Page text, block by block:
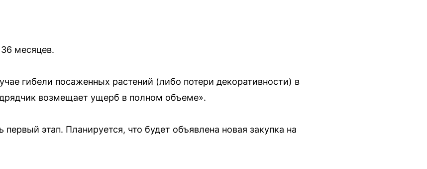
месяцев.
гибели посаженных растений (либо потери декоративности) в
возмещает ущерб в полном объеме».
этап. Планируется, что будет объявлена новая закупка на